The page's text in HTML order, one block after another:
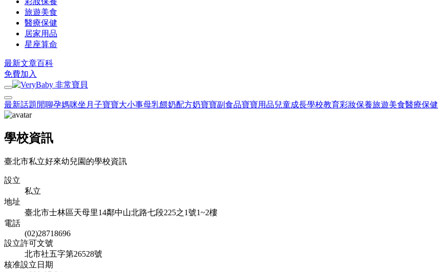
旅遊美食
醫療保健
居家用品
星座算命
最新文章百科
免費加入
最新話題 閒聊孕媽咪坐月子寶寶大小事母乳餵奶配方奶寶寶副食品寶寶用品兒童成長學校教育彩妝保養旅遊美食醫療保健
學校資訊
臺北市私立好來幼兒園的學校資訊
設立
私立
地址
臺北市士林區天母里14鄰中山北路七段225之1號1~2樓
電話
(02)28718696
設立許可文號
北市社五字第26528號
核准設立日期